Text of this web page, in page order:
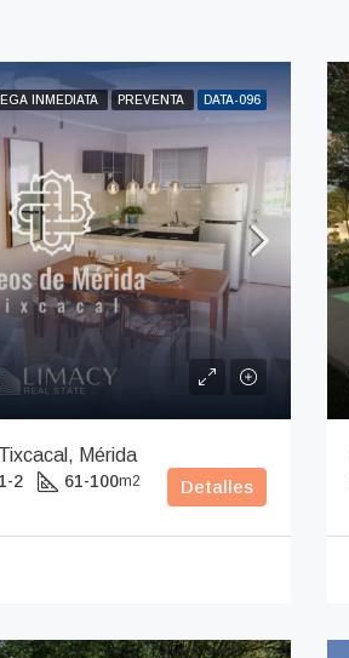
INMEDIATA PREVENTA DATA-096
Mérida
1-2 61-100m2
Detalles